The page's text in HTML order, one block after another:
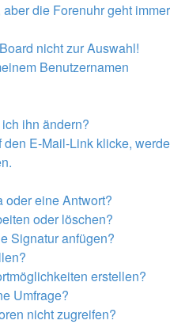
die Forenuhr geht immer
nicht zur Auswahl!
Benutzernamen
ihn ändern?
E-Mail-Link klicke, werde
oder eine Antwort?
oder löschen?
Signatur anfügen?
erstellen?
Umfrage?
nicht zugreifen?